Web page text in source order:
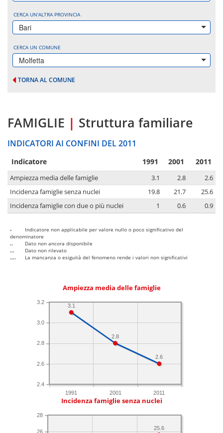
CERCA UN'ALTRA PROVINCIA
Bari
CERCA UN COMUNE
Molfetta
TORNA AL COMUNE
FAMIGLIE | Struttura familiare
INDICATORI AI CONFINI DEL 2011
Indicatore 1991 2001 2011
Ampiezza media delle famiglie 3.1 2.8
2.6
Incidenza famiglie senza nuclei
19.8 21.7
25.6
Incidenza famiglie con due o più nuclei
1 0.6 0.9
-
Indicatore non applicabile per valore nullo o poco significativo del
denominatore
..
Dato non ancora disponibile
...
Dato non rilevato
....
La mancanza o esiguità del fenomeno rende i valori non significativi
Ampiezza media delle famiglie
1991 2001 2011
2.4
2.6
2.8
3.0
3.2
2.6
2.8
3.1
Incidenza famiglie senza nuclei
26
28
25.6